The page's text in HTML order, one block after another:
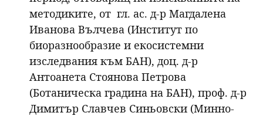
методиките, от гл. ас. д-р Магдалена
Иванова Вълчева (Институт по
биоразнообразие и екосистемни
изследвания към БАН), доц. д-р
Антоанета Стоянова Петрова
(Ботаническа градина на БАН), проф. д-р
Димитър Славчев Синьовски (Минно-